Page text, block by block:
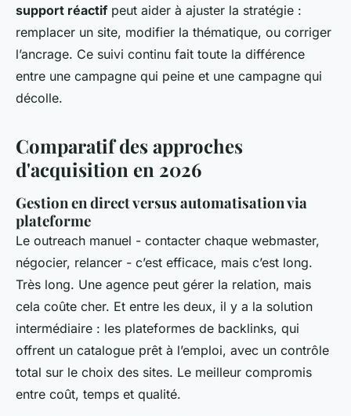
support réactif peut aider à ajuster la stratégie :
remplacer un site, modifier la thématique, ou corriger
l’ancrage. Ce suivi continu fait toute la différence
entre une campagne qui peine et une campagne qui
décolle.
Comparatif des approches
d'acquisition en 2026
Gestion en direct versus automatisation via
plateforme
Le outreach manuel - contacter chaque webmaster,
négocier, relancer - c’est efficace, mais c’est long.
Très long. Une agence peut gérer la relation, mais
cela coûte cher. Et entre les deux, il y a la solution
intermédiaire : les plateformes de backlinks, qui
offrent un catalogue prêt à l’emploi, avec un contrôle
total sur le choix des sites. Le meilleur compromis
entre coût, temps et qualité.